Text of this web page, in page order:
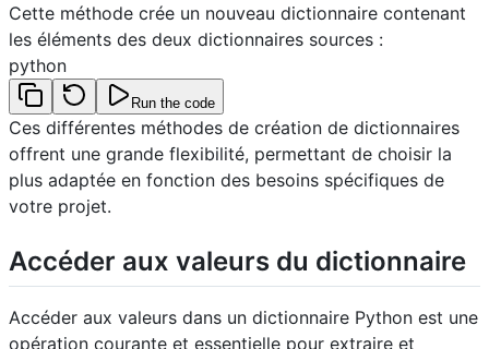
Cette méthode crée un nouveau dictionnaire contenant
les éléments des deux dictionnaires sources :
python
Run the code
Ces différentes méthodes de création de dictionnaires
offrent une grande flexibilité, permettant de choisir la
plus adaptée en fonction des besoins spécifiques de
votre projet.
Accéder aux valeurs du dictionnaire
Accéder aux valeurs dans un dictionnaire Python est une
opération courante et essentielle pour extraire et